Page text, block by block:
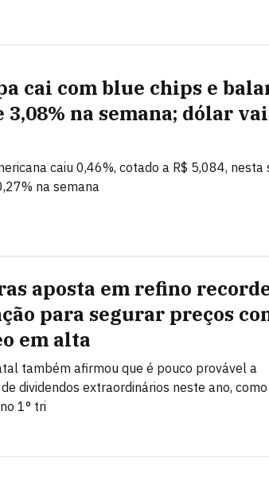
cai com blue chips e
3,08% na semana; dólar
caiu 0,46%, cotado a R$ 5,084, nesta
na semana
aposta em refino
para segurar preços
em alta
também afirmou que é pouco provável a
dividendos extraordinários neste ano,
1° tri